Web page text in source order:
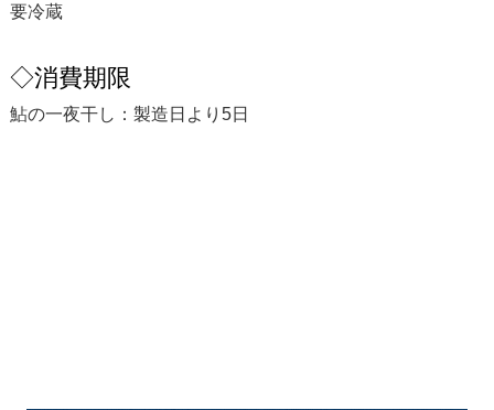
要冷蔵
◇消費期限
鮎の一夜干し：製造日より5日